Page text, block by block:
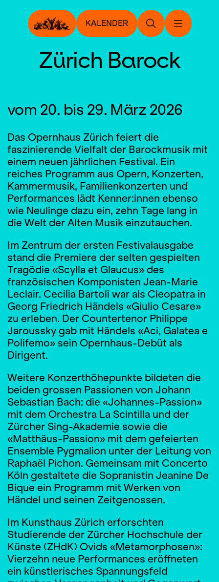
KALENDER
Zürich Barock
vom 20. bis 29. März 2026
Das Opernhaus Zürich feiert die
faszinierende Vielfalt der Barockmusik mit
einem neuen jährlichen Festival. Ein
reiches Programm aus Opern, Konzerten,
Kammermusik, Familienkonzerten und
Performances lädt Kenner:innen ebenso
wie Neulinge dazu ein, zehn Tage lang in
die Welt der Alten Musik einzutauchen.
Im Zentrum der ersten Festivalausgabe
stand die Premiere der selten gespielten
Tragödie «Scylla et Glaucus» des
französischen Komponisten Jean-Marie
Leclair. Cecilia Bartoli war als Cleopatra in
Georg Friedrich Händels «Giulio Cesare»
zu erleben. Der Countertenor Philippe
Jaroussky gab mit Händels «Aci, Galatea e
Polifemo» sein Opernhaus-Debüt als
Dirigent.
Weitere Konzerthöhepunkte bildeten die
beiden grossen Passionen von Johann
Sebastian Bach: die «Johannes-Passion»
mit dem Orchestra La Scintilla und der
Zürcher Sing-Akademie sowie die
«Matthäus-Passion» mit dem gefeierten
Ensemble Pygmalion unter der Leitung von
Raphaël Pichon. Gemeinsam mit Concerto
Köln gestaltete die Sopranistin Jeanine De
Bique ein Programm mit Werken von
Händel und seinen Zeitgenossen.
Im Kunsthaus Zürich erforschten
Studierende der Zürcher Hochschule der
Künste (ZHdK) Ovids «Metamorphosen»:
Vierzehn neue Performances eröffneten
ein künstlerisches Spannungsfeld